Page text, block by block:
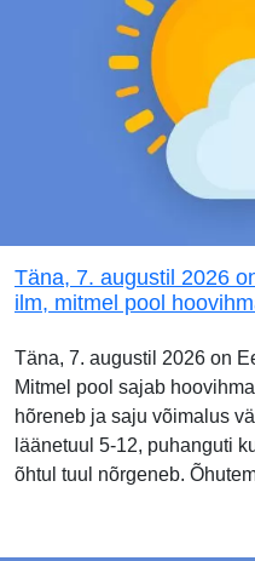
Täna, 7. augustil 2026
ilm, mitmel pool
Täna, 7. augustil 2026 on
Mitmel pool sajab
hõreneb ja saju võimalus
läänetuul 5-12, puhanguti
õhtul tuul nõrgeneb.